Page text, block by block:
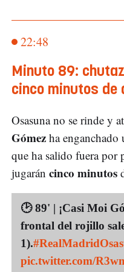
22:48
Minuto 89:
cinco minutos de
Osasuna no se rinde y
Gómez ha enganchado
que ha salido fuera por
jugarán cinco minutos
🕑 89' | ¡Casi Moi
frontal del rojillo
1).
pic.twitter.com/